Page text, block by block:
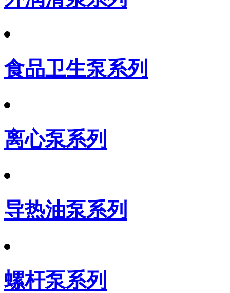
食品卫生泵系列
离心泵系列
导热油泵系列
螺杆泵系列